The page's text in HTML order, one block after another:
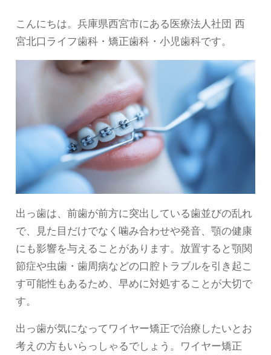
こんにちは。兵庫県西宮市にある医療法人社団 西
宮北口ライフ歯科・矯正歯科・小児歯科です。
出っ歯は、前歯が前方に突出している歯並びの乱れ
で、見た目だけでなく噛み合わせや発音、顎の健康
にも影響を与えることがあります。放置すると顎関
節症や虫歯・歯周病などの口腔トラブルを引き起こ
す可能性もあるため、早めに対処することが大切で
す。
出っ歯が気になってワイヤー矯正で治療したいとお
考えの方もいらっしゃるでしょう。ワイヤー矯正